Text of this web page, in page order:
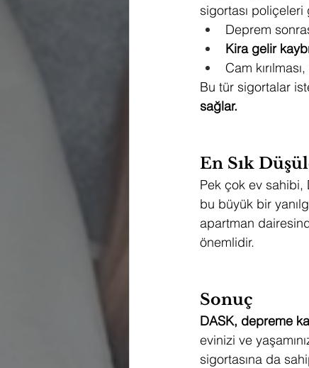
sigortası poliçeleri
Deprem
Kira gelir
Cam
Bu tür sigortalar
sağlar.
En Sık
Pek çok ev sahibi,
bu büyük bir
apartman
önemlidir.
Sonuç
DASK, depreme
evinizi ve
sigortasına da